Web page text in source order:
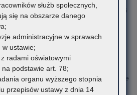
13 kwietnia 2026
do spraw oświaty i
za wybitne osiągnięcia
2025/2026
o przyznanie stypendium ministra
i wychowania dla uczniów za wybitne
szkolnym 2025/2026.
służb społecznych,
się na obszarze danego
administracyjne w sprawach
w ustawie;
z radami oświatowymi
na podstawie art. 78;
organu wyższego stopnia
przepisów ustawy z dnia 14